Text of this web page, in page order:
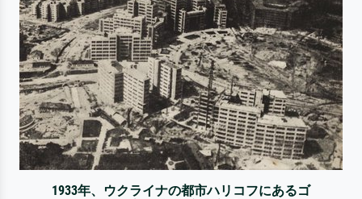
1933年、ウクライナの都市ハリコフにあるゴ